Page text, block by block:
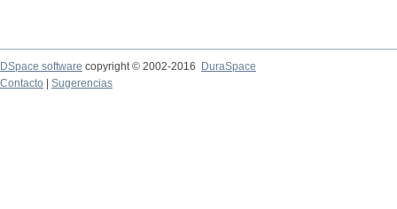
DSpace software copyright © 2002-2016
DuraSpace
Contacto
Sugerencias